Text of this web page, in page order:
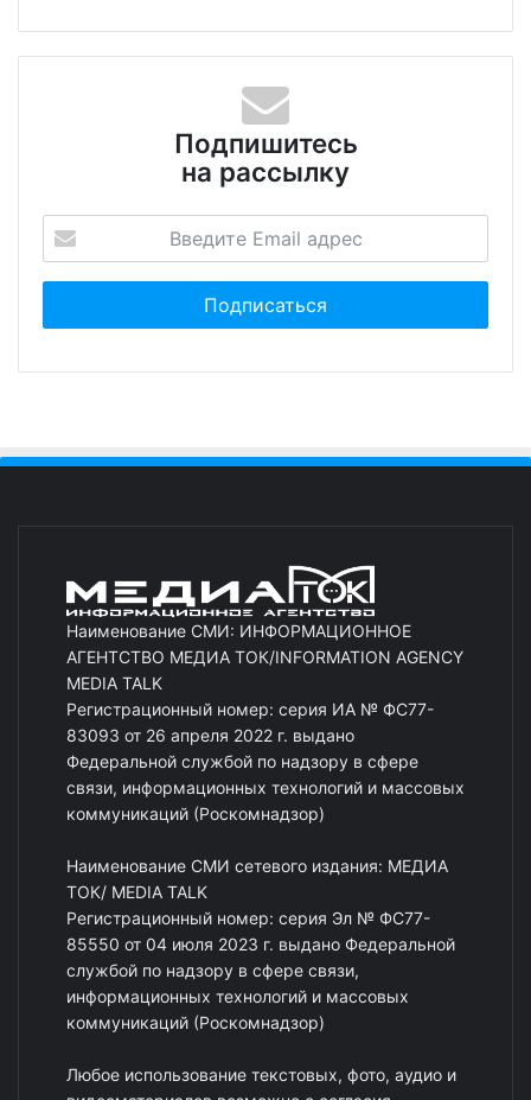
Подпишитесь
на рассылку
Наименование СМИ: ИНФОРМАЦИОННОЕ
АГЕНТСТВО МЕДИА ТОК/INFORMATION AGENCY
MEDIA TALK
Регистрационный номер: серия ИА № ФС77-
83093 от 26 апреля 2022 г. выдано
Федеральной службой по надзору в сфере
связи, информационных технологий и массовых
коммуникаций (Роскомнадзор)
Наименование СМИ сетевого издания: МЕДИА
ТОК/ MEDIA TALK
Регистрационный номер: серия Эл № ФС77-
85550 от 04 июля 2023 г. выдано Федеральной
службой по надзору в сфере связи,
информационных технологий и массовых
коммуникаций (Роскомнадзор)
Любое использование текстовых, фото, аудио и